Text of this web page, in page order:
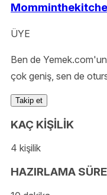
ÜYE
Ben de
çok geniş, sen de
Takip et
KAÇ KİŞİLİK
4 kişilik
HAZIRLAMA